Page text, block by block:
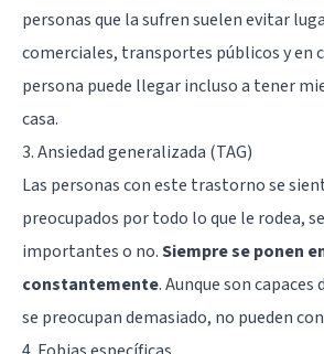
personas que la sufren suelen evitar
comerciales, transportes públicos y en
persona puede llegar incluso a tener
casa.
3. Ansiedad generalizada (TAG)
Las personas con este trastorno se
preocupados por todo lo que le rodea,
importantes o no.Siempre se ponen
constantemente. Aunque son capaces
se preocupan demasiado, no pueden